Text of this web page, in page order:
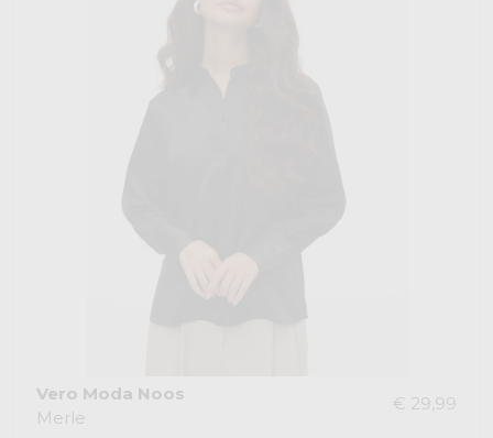
Vero Moda Noos
Merle
€ 29,99